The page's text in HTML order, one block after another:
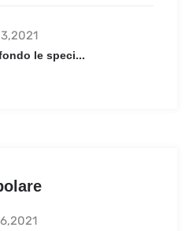
le speci...